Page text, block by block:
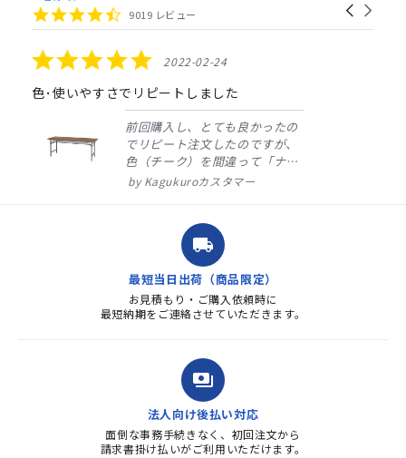
carousel
Carousel
4.4
star
9019 レビュー
5.0
star
rating
2022-02-24
色･使いやすさでリピートしました
前回購入し、とても良かったの
でリピート注文したのですが、
色（チーク）を間違って「ナチ
ュラル」としてしまいました。
ました。商品到着も早く、品
質・使いやすさで満足していま
す。また、リピートするときは
よろしくお...
Kagukuroカスタマー
local_shipping
最短当日出荷（商品限定）
お見積もり・ご購入依頼時に
最短納期をご連絡させていただきます。
payments
法人向け後払い対応
面倒な事務手続きなく、初回注文から
請求書掛け払いがご利用いただけます。